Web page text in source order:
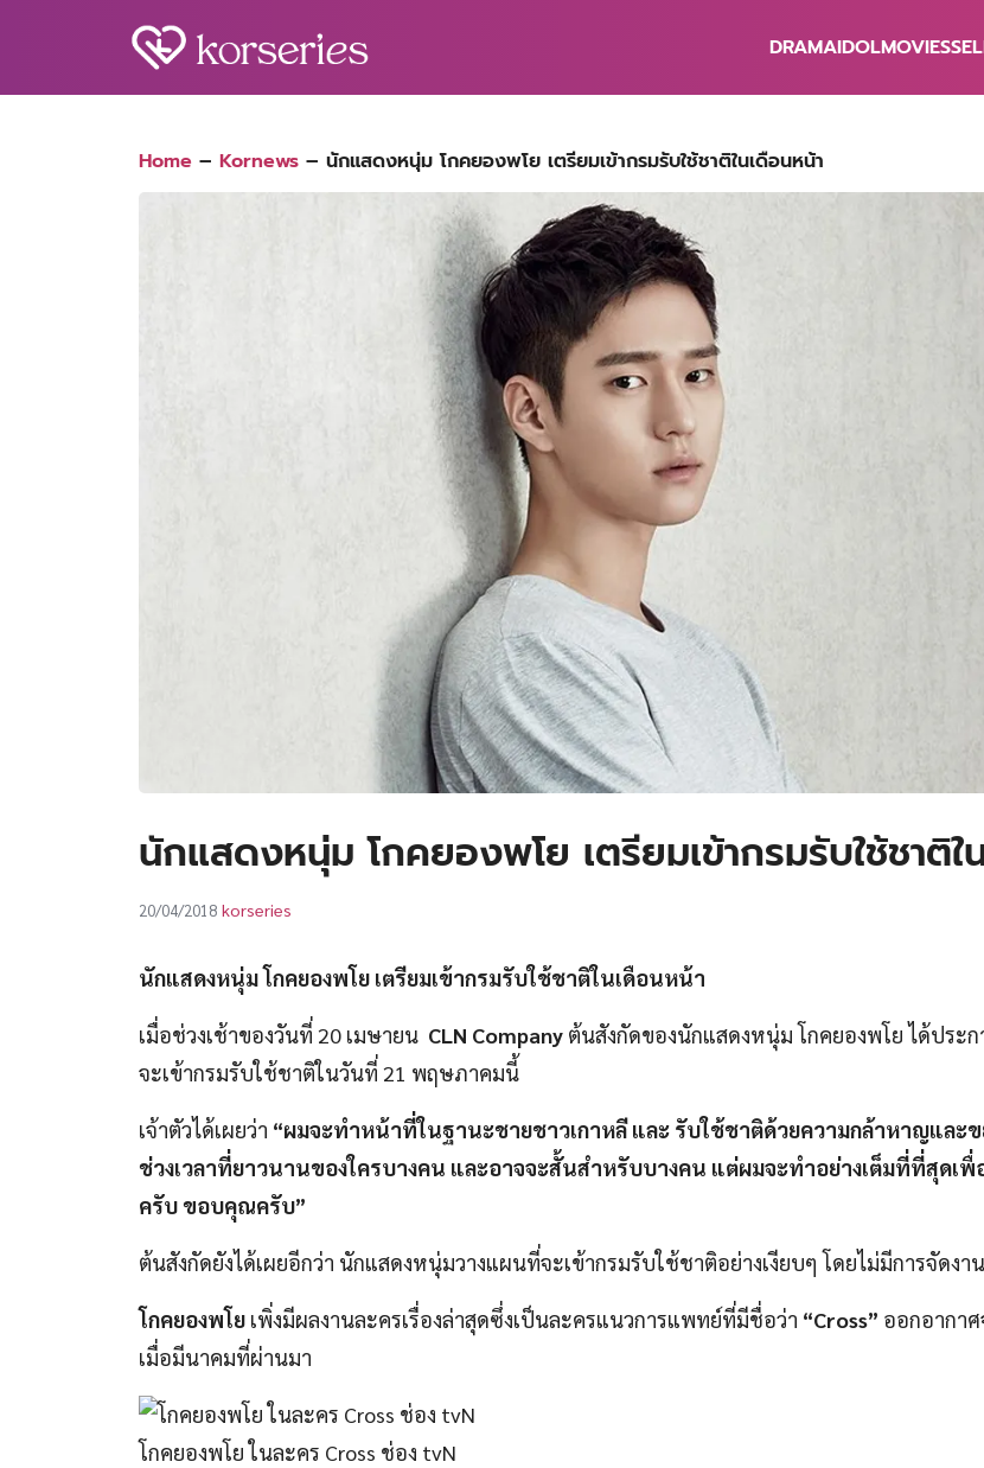
DRAMAIDOLMOVIES
Home – Kornews – นักแสดงหนุ่ม โกคยองพโย เตรียมเข้ากรมรับใช้ชาติในเดือนหน้า
นักแสดงหนุ่ม โกคยองพโย เตรียมเข้ากรมรับใช้ชาติใ
20/04/2018 korseries
นักแสดงหนุ่ม โกคยองพโย เตรียมเข้ากรมรับใช้ชาติในเดือนหน้า
เมื่อช่วงเช้าของวันที่ 20 เมษายน CLN Company ต้นสังกัดของนักแสดงหนุ่ม โกคยองพโย ได้ประก
จะเข้ากรมรับใช้ชาติในวันที่ 21 พฤษภาคมนี้
เจ้าตัวได้เผยว่า “ผมจะทำหน้าที่ในฐานะชายชาวเกาหลี และ รับใช้ชาติด้วยความกล้าหาญและ
ช่วงเวลาที่ยาวนานของใครบางคน และอาจจะสั้นสำหรับบางคน แต่ผมจะทำอย่างเต็มที่ที่สุดเพื่
ครับ ขอบคุณครับ”
ต้นสังกัดยังได้เผยอีกว่า นักแสดงหนุ่มวางแผนที่จะเข้ากรมรับใช้ชาติอย่างเงียบๆ โดยไม่มีการจัดงา
โกคยองพโย เพิ่งมีผลงานละครเรื่องล่าสุดซึ่งเป็นละครแนวการแพทย์ที่มีชื่อว่า “Cross” ออกอากา
เมื่อมีนาคมที่ผ่านมา
โกคยองพโย ในละคร Cross ช่อง tvN